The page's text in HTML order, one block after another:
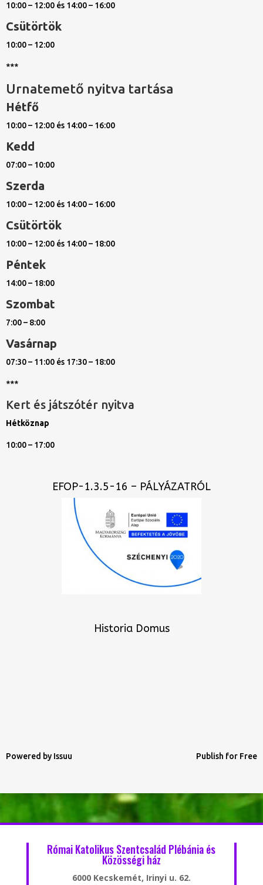
10:00 – 12:00 és 14:00 – 16:00
Csütörtök
10:00 – 12:00
***
Urnatemető nyitva tartása
Hétfő
10:00 – 12:00 és 14:00 – 16:00
Kedd
07:00 – 10:00
Szerda
10:00 – 12:00 és 14:00 – 16:00
Csütörtök
10:00 – 12:00 és 14:00 – 18:00
Péntek
14:00 – 18:00
Szombat
7:00 – 8:00
Vasárnap
07:30 – 11:00 és 17:30 – 18:00
***
Kert és játszótér nyitva
Hétköznap
10:00 – 17:00
EFOP-1.3.5-16 – PÁLYÁZATRÓL
Historia Domus
Powered by Issuu Publish for Free
Római Katolikus Szentcsalád Plébánia és
Közösségi ház
6000 Kecskemét, Irinyi u. 62.